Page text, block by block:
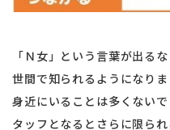
「Ｎ女」という言葉が出る
世間で知られるようになり
身近にいることは多くない
タッフとなるとさらに限られ